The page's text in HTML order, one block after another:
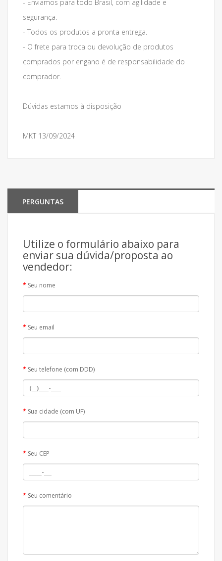
- Enviamos para todo Brasil, com agilidade e
segurança.
- Todos os produtos a pronta entrega.
- O frete para troca ou devolução de produtos
comprados por engano é de responsabilidade do
comprador.
Dúvidas estamos à disposição
MKT 13/09/2024
PERGUNTAS
Utilize o formulário abaixo para
enviar sua dúvida/proposta ao
vendedor:
Seu nome
Seu email
Seu telefone (com DDD)
Sua cidade (com UF)
Seu CEP
Seu comentário